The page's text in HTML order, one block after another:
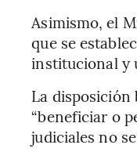
Asimismo, el
que se
institucional y
La disposición
“beneficiar o
judiciales no